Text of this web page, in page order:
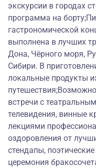
экскурсии в городах
программа на
гастрономической
выполнена в лучших
Дона, Чёрного моря,
Сибири. В
локальные продукты
встречи с
телевидения, винные
лекциями
оздоровления от
стендапы,
церемония